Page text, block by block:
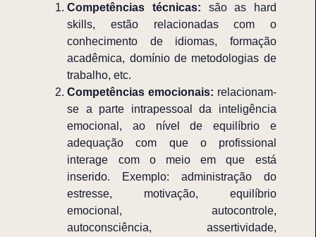
Competências técnicas: são as hard
skills, estão relacionadas com o
conhecimento de idiomas, formação
acadêmica, domínio de metodologias de
trabalho, etc.
Competências emocionais: relacionam-
se a parte intrapessoal da inteligência
emocional, ao nível de equilíbrio e
adequação com que o profissional
interage com o meio em que está
inserido. Exemplo: administração do
estresse, motivação, equilíbrio
emocional, autocontrole,
autoconsciência, assertividade,